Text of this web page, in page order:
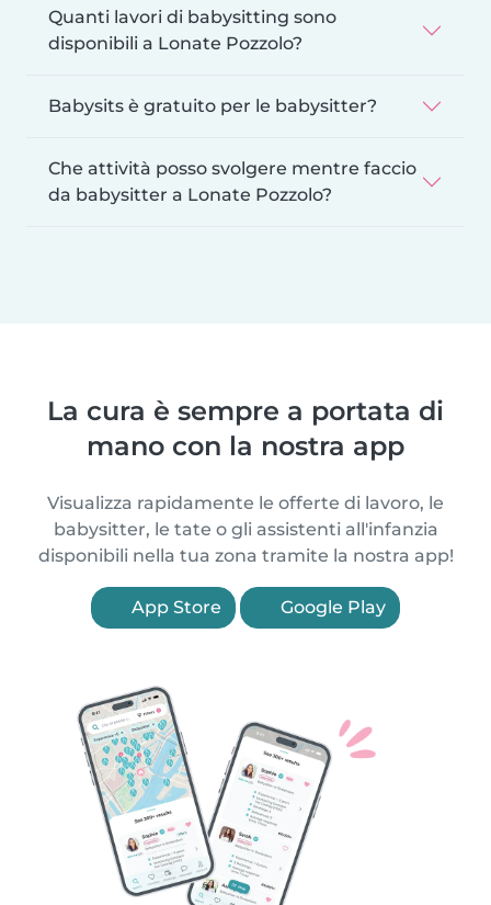
Quanti lavori di babysitting sono
disponibili a Lonate Pozzolo?
Babysits è gratuito per le babysitter?
Che attività posso svolgere mentre faccio
da babysitter a Lonate Pozzolo?
La cura è sempre a portata di
mano con la nostra app
Visualizza rapidamente le offerte di lavoro, le
babysitter, le tate o gli assistenti all'infanzia
disponibili nella tua zona tramite la nostra app!
App Store Google Play